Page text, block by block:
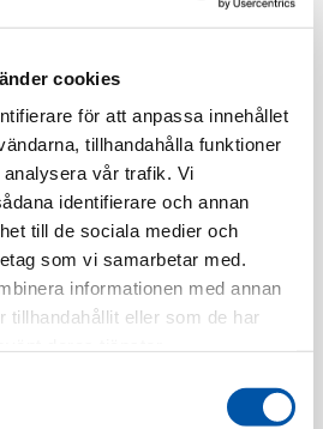
cookies
för att anpassa innehållet
tillhandahålla funktioner
vår trafik. Vi
identifierare och annan
till de sociala medier och
som vi samarbetar med.
informationen med annan
tillhandahållit eller som de har
EQ 50m